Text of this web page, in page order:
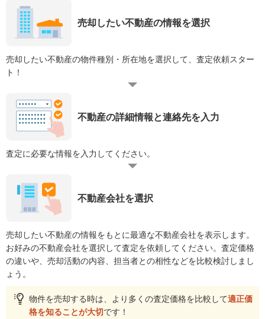
売却したい不動産の情報を選択
売却したい不動産の物件種別・所在地を選択して、査定依頼スター
ト！
不動産の詳細情報と連絡先を入力
査定に必要な情報を入力してください。
不動産会社を選択
売却したい不動産の情報をもとに最適な不動産会社を表示します。
お好みの不動産会社を選択して査定を依頼してください。査定価格
の違いや、売却活動の内容、担当者との相性などを比較検討しまし
ょう。
物件を売却する時は、より多くの査定価格を比較して適正価
格を知ることが大切です！